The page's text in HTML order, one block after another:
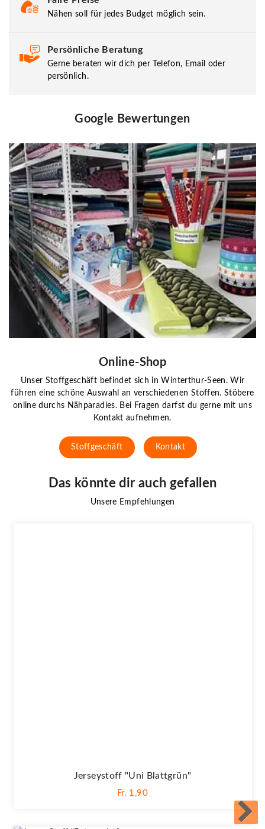
Nähen soll für jedes Budget möglich sein.
Persönliche Beratung
Gerne beraten wir dich per Telefon, Email oder
persönlich.
Google Bewertungen
Online-Shop
Unser Stoffgeschäft befindet sich in Winterthur-Seen. Wir
führen eine schöne Auswahl an verschiedenen Stoffen. Stöbere
online durchs Nähparadies. Bei Fragen darfst du gerne mit uns
Kontakt aufnehmen.
Stoffgeschäft Kontakt
Das könnte dir auch gefallen
Unsere Empfehlungen
Jerseystoff "Uni Blattgrün"
Fr. 1,90